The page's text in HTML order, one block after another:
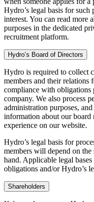
Hydro’s legal basis for such
interest. You can read more
purposes in the dedicated
recruitment platform.
Hydro’s Board of Directors
Hydro is required to collect
members and their relations
compliance with obligations
company. We also process
administration purposes,
information about our board
experience on our website.
Hydro’s legal basis for
members will depend on
hand. Applicable legal
obligations and/or Hydro’s
Shareholders